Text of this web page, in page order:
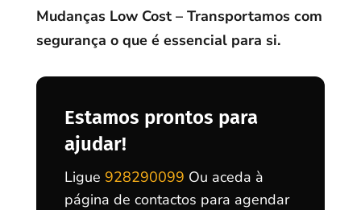
Mudanças Low Cost – Transportamos com
segurança o que é essencial para si.
Estamos prontos para
ajudar!
Ligue 928290099 Ou aceda à
página de contactos para agendar